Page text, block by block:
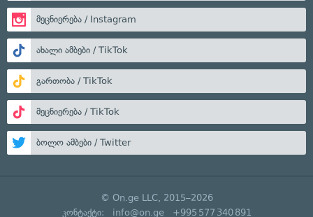
მეცნიერება / Instagram
ახალი ამბები / TikTok
გართობა / TikTok
მეცნიერება / TikTok
ბოლო ამბები / Twitter
© On.ge LLC, 2015–2026
კონტაქტი: info@on.ge +995 577 340 891